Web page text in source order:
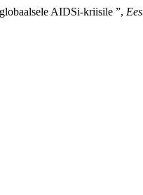
AIDSi-kriisile ”,